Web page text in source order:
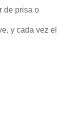
de prisa o
y cada vez el